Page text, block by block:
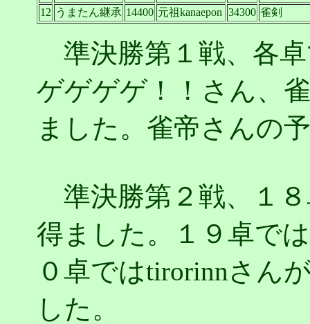
12 うまたん継承 14400 元祖kanaepon 34300 雀剣
準決勝第１戦、各
ゲゲゲゲ！！さん、
ました。雀帝さんの
準決勝第２戦、１
得ました。１９卓で
０卓ではtirorinnさん
した。